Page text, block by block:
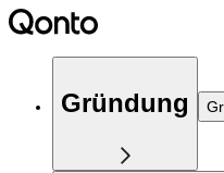
Gründung